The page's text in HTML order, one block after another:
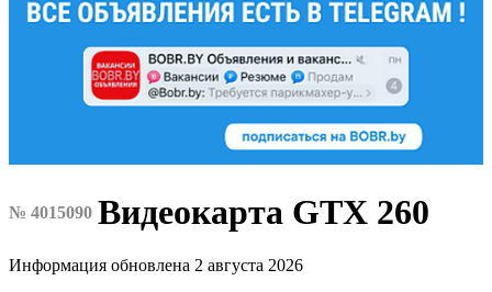
№ 4015090 Видеокарта GTX 260
Информация обновлена 2 августа 2026